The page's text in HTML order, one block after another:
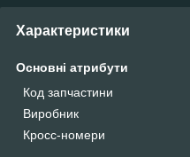
Характеристики
Основні атрибути
Код запчастини
Виробник
Кросс-номери